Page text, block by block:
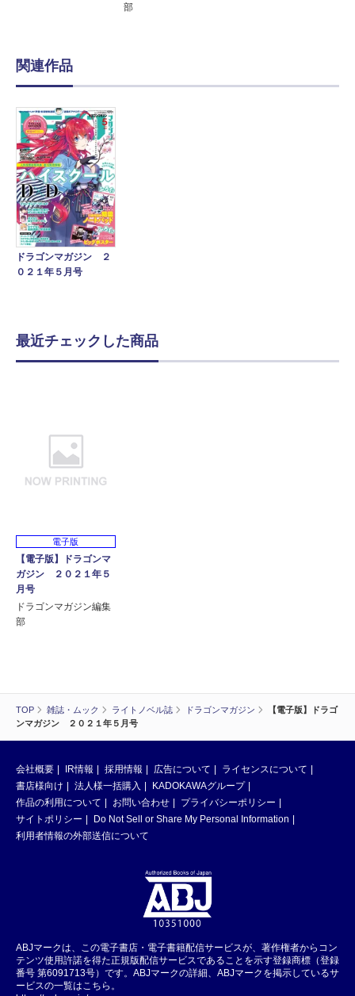
TOP 雑誌・ムック ライトノベル誌 ドラゴンマガジン
【電子版】ドラゴ
ンマガジン ２０２１年５月号
部
関連作品
ドラゴンマガジン ２
０２１年５月号
最近チェックした商品
電子版
【電子版】ドラゴンマ
ガジン ２０２１年５
月号
ドラゴンマガジン編集
部
会社概要 IR情報 採用情報 広告について
ライセンスについて
書店様向け
法人様一括購入
KADOKAWAグループ
作品の利用について
お問い合わせ
プライバシーポリシー
サイトポリシー
Do Not Sell or Share My Personal Information
利用者情報の外部送信について
ABJマークは、この電子書店・電子書籍配信サービスが、著作権者からコン
テンツ使用許諾を得た正規版配信サービスであることを示す登録商標（登録
番号 第6091713号）です。ABJマークの詳細、ABJマークを掲示しているサ
ービスの一覧はこちら。